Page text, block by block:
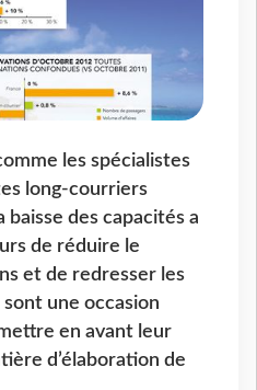
les spécialistes
long-courriers
baisse des capacités a
de réduire le
et de redresser les
sont une occasion
en avant leur
d’élaboration de